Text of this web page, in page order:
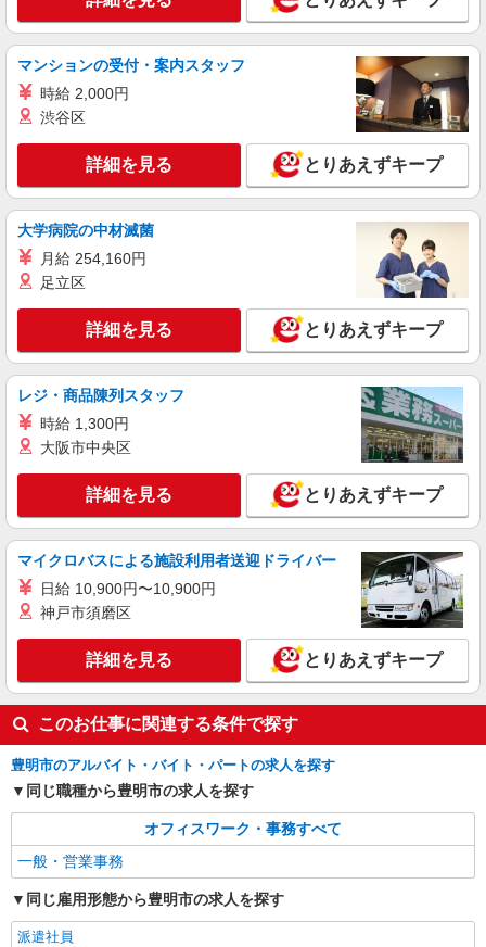
手メーカーで事務★
愛知県豊明市／最寄駅：中京競馬場前駅、共和
駅 ≪車通勤可≫ ◆無料駐車場あり
キープ 詳細を見る
派遣社員
パーソルテンプスタッフ株式会社 中部コーディネートセンター二課
（医療）/26-0513291
＜留学生対応や事務手続きを担当する学校事務
のお仕事です☆彡＞
時給1600円
愛知県豊明市／最寄駅：前後駅、徳重駅 ◆
公共交通機関の利用を推奨しております。 ≪車
通勤可≫ ◆駐車場についてはご自身のご都合に合
キープ 詳細を見る
パーソルテンプスタッフ株式会社 中部コーディネートセンター二課
（医療）/26-0604832
［未経験OK］安定安心長期☆医療事務のオシ
愛知県豊明市／最寄駅：前後駅、徳重駅 ◆
緑区・天白区・東郷・みよし・刈谷等から通勤さ
れている方多数 ≪車通勤可≫ ◆駐車場について
はご自身のご都合に合わせてご検討ください。
詳細を見る
派遣社員
パーソルテンプスタッフ株式会社 中部コーディネートセンター二課
（半田）/26-0570025
時短OKが嬉しい！［チームで進めるお仕事だ
から聞きやすい＆休みやすい◎］
愛知県豊明市／最寄駅：前後駅、共和駅 ≪
車通勤可≫ ■無料駐車場あり
マンションの受付・案内スタッフ
時給 2,000円
渋谷区
詳細を見る とりあえずキープ
大学病院の中材滅菌
月給 254,160円
足立区
詳細を見る とりあえずキープ
レジ・商品陳列スタッフ
時給 1,300円
大阪市中央区
詳細を見る とりあえずキープ
マイクロバスによる施設利用者送迎ドライバー
日給 10,900円〜10,900円
神戸市須磨区
詳細を見る とりあえずキープ
このお仕事に関連する条件で探す
豊明市のアルバイト・バイト・パートの求人を探す
同じ職種から豊明市の求人を探す
オフィスワーク・事務すべて
一般・営業事務
同じ雇用形態から豊明市の求人を探す
派遣社員